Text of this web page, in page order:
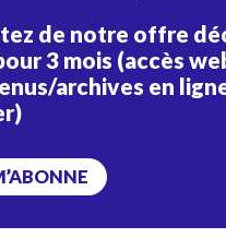
de notre offre
3 mois (accès
archives en